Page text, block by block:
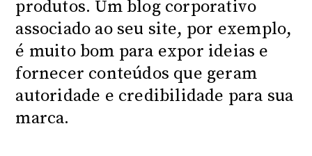
produtos. Um blog corporativo
associado ao seu site, por exemplo,
é muito bom para expor ideias e
fornecer conteúdos que geram
autoridade e credibilidade para sua
marca.